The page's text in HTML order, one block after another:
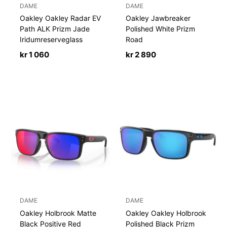
DAME
Oakley Oakley Radar EV
Path ALK Prizm Jade
Iridumreserveglass
kr1 060
DAME
Oakley Jawbreaker
Polished White Prizm
Road
kr2 890
DAME
Oakley Holbrook Matte
Black Positive Red
DAME
Oakley Oakley Holbrook
Polished Black Prizm